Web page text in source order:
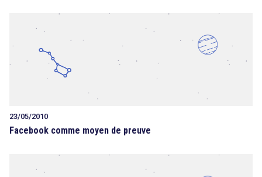
23/05/2010
Facebook comme moyen de preuve